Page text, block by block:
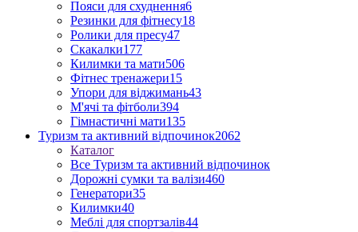
Пояси для схуднення6
Резинки для фітнесу18
Ролики для пресу47
Скакалки177
Килимки та мати506
Фітнес тренажери15
Упори для віджимань43
М'ячі та фітболи394
Гімнастичні мати135
Туризм та активний відпочинок2062
Каталог
Все Туризм та активний відпочинок
Дорожні сумки та валізи460
Генератори35
Килимки40
Меблі для спортзалів44